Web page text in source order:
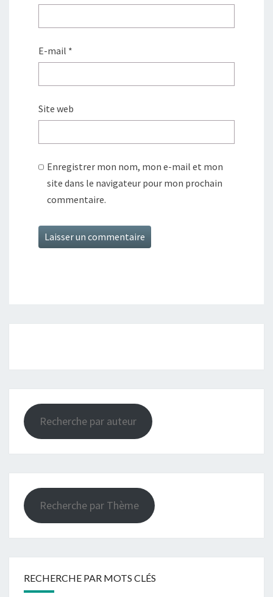
E-mail *
Site web
Enregistrer mon nom, mon e-mail et mon
site dans le navigateur pour mon prochain
commentaire.
Recherche par auteur
Recherche par Thème
RECHERCHE PAR MOTS CLÉS